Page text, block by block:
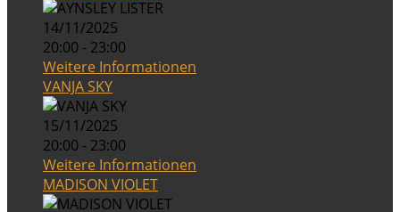
14/11/2025
20:00 - 23:00
Weitere Informationen
VANJA SKY
15/11/2025
20:00 - 23:00
Weitere Informationen
MADISON VIOLET